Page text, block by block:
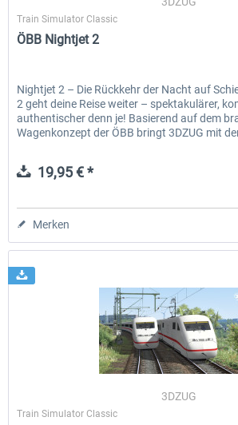
Train Simulator Classic
ÖBB Nightjet 2
Nightjet 2 – Die Rückkehr der Nacht auf
2 geht deine Reise weiter – spektakulärer,
authentischer denn je! Basierend auf dem
Wagenkonzept der ÖBB bringt 3DZUG mit
19,95 € *
Merken
3DZUG
Train Simulator Classic